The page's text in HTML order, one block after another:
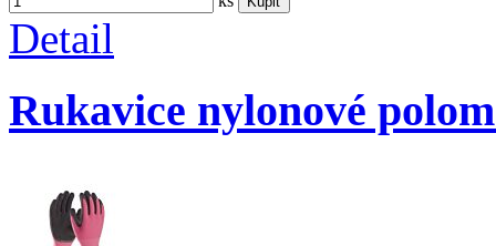
Detail
Rukavice nylonové